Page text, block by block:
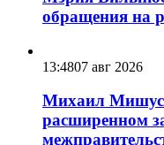
обращения на
13:4807 авг 2026
Михаил
расширенном